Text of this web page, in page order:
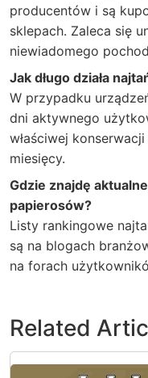
producentów i są
sklepach. Zaleca się
niewiadomego
Jak długo działa
W przypadku
dni aktywnego
właściwej
miesięcy.
Gdzie znajdę
papierosów?
Listy rankingowe
są na blogach
na forach
Related